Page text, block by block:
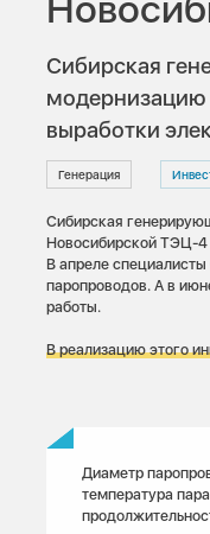
Сибирская
модернизацию
выработки
Генерация
Сибирская
Новосибирской ТЭЦ-4
В апреле
паропроводов. А в
работы.
В реализацию этого
Диаметр
температура